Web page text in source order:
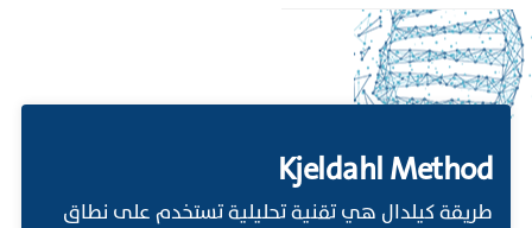
Kjeldahl Method
طريقة كيلدال هي تقنية تحليلية تستخدم على نطاق